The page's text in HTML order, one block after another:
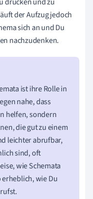
der Aufzug jedoch
sich an und Du
nachzudenken.
ist ihre Rolle in
nahe, dass
helfen, sondern
die gut zu einem
leichter abrufbar,
sind, oft
wie Schemata
wie Du